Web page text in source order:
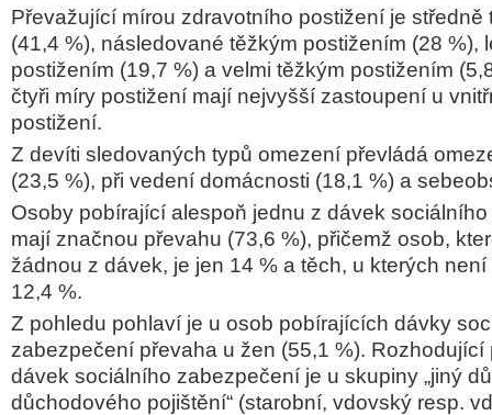
Převažující mírou zdravotního postižení je středně
(41,4 %), následované těžkým postižením (28 %),
postižením (19,7 %) a velmi těžkým postižením
čtyři míry postižení mají nejvyšší zastoupení u
postižení.
Z devíti sledovaných typů omezení převládá
(23,5 %), při vedení domácnosti (18,1 %) a
Osoby pobírající alespoň jednu z dávek
mají značnou převahu (73,6 %), přičemž osob,
žádnou z dávek, je jen 14 % a těch, u kterých
12,4 %.
Z pohledu pohlaví je u osob pobírajících dávky
zabezpečení převaha u žen (55,1 %).
dávek sociálního zabezpečení je u skupiny „jiný
důchodového pojištění“ (starobní, vdovský resp.